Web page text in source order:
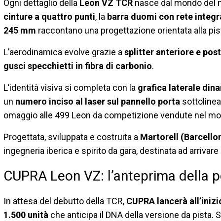
Ogni dettaglio della Leon VZ TCR nasce dal mondo del
cinture a quattro punti, la barra duomi con rete
245 mm raccontano una progettazione orientata alla
L’aerodinamica evolve grazie a splitter anteriore e
gusci specchietti in fibra di carbonio.
L’identità visiva si completa con la grafica laterale
un numero inciso al laser sul pannello porta
omaggio alle 499 Leon da competizione vendute nel
Progettata, sviluppata e costruita a Martorell
ingegneria iberica e spirito da gara, destinata ad
CUPRA Leon VZ: l’anteprima della
In attesa del debutto della TCR, CUPRA lancerà
1.500 unità che anticipa il DNA della versione da pista.